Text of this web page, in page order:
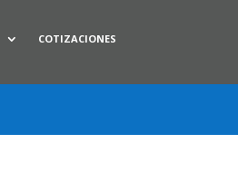
COTIZACIONES